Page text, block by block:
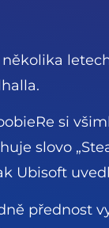
několika
si
slovo
Ubisoft
přednost